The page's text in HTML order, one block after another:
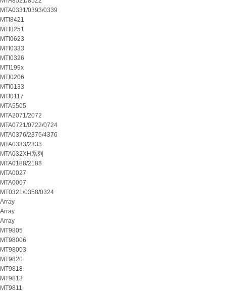
MTA0331/0393/0339
MTI8421
MTI8251
MTI0623
MTI0333
MTI0326
MTI199x
MTI0206
MTI0133
MTI0117
MTA5505
MTA2071/2072
MTA0721/0722/0724
MTA0376/2376/4376
MTA0333/2333
MTA032XH系列
MTA0188/2188
MTA0027
MTA0007
MT0321/0358/0324
Array
Array
Array
MT9805
MT98006
MT98003
MT9820
MT9818
MT9813
MT9811